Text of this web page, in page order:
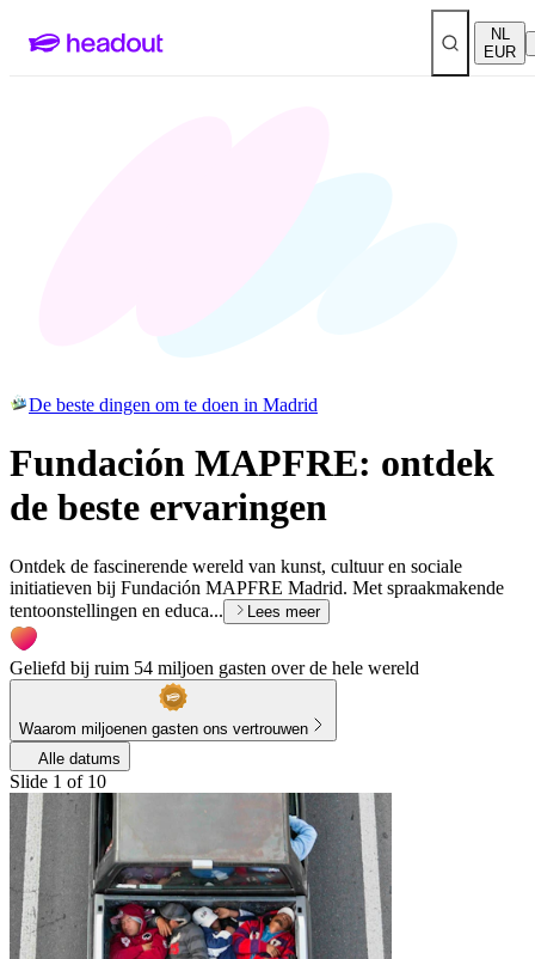
NL
EUR
De beste dingen om te doen in Madrid
Fundación MAPFRE: ontdek
de beste ervaringen
Ontdek de fascinerende wereld van kunst, cultuur en sociale
initiatieven bij Fundación MAPFRE Madrid. Met spraakmakende
tentoonstellingen en educa...
Lees meer
Geliefd bij ruim 54 miljoen gasten over de hele wereld
Waarom miljoenen gasten ons vertrouwen
Alle datums
Slide 1 of 10